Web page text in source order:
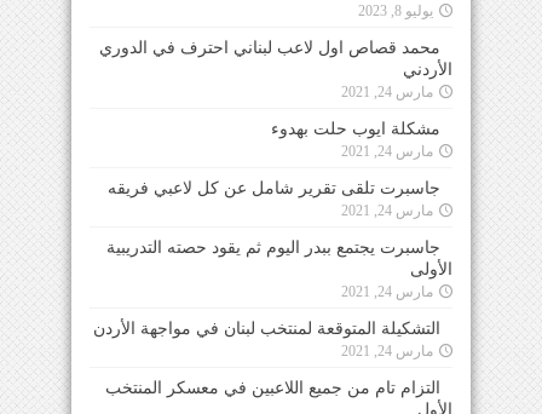
يوليو 8, 2023
محمد قصاص اول لاعب لبناني احترف في الدوري
الأردني
مارس 24, 2021
مشكلة ايوب حلت بهدوء
مارس 24, 2021
جاسبرت تلقى تقرير شامل عن كل لاعبي فريقه
مارس 24, 2021
جاسبرت يجتمع ببدر اليوم ثم يقود حصته التدريبية
الأولى
مارس 24, 2021
التشكيلة المتوقعة لمنتخب لبنان في مواجهة الأردن
مارس 24, 2021
التزام تام من جميع اللاعبين في معسكر المنتخب
الأول